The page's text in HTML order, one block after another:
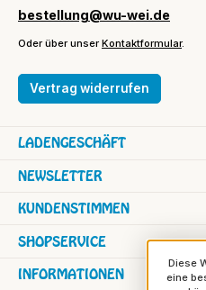
bestellung@wu-wei.de
Oder über unserKontaktformular.
Vertrag widerrufen
SHOPSERVICE
INFORMATIONEN
NEWSLETTER
KUNDENSTIMMEN
LADENGESCHÄFT
Diese
eine